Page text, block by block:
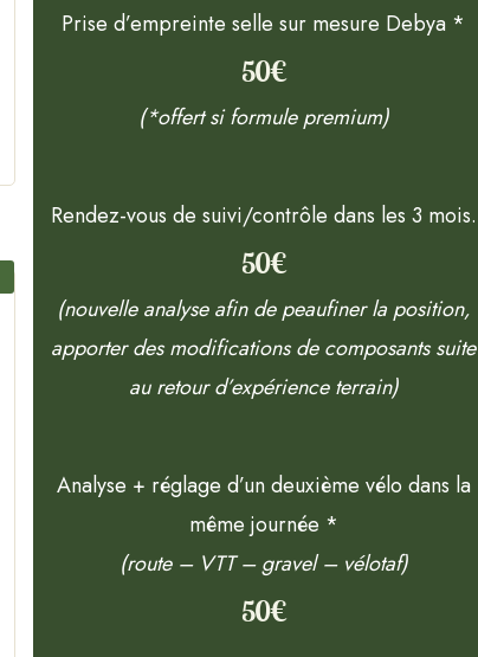
Prise d’empreinte selle sur mesure Debya *
50€
(*offert si formule premium)
Rendez-vous de suivi/contrôle dans les 3 mois.
50€
(nouvelle analyse afin de peaufiner la position,
apporter des modifications de composants suite
au retour d’expérience terrain)
Analyse + réglage d’un deuxième vélo dans la
même journée *
(route – VTT – gravel – vélotaf)
50€